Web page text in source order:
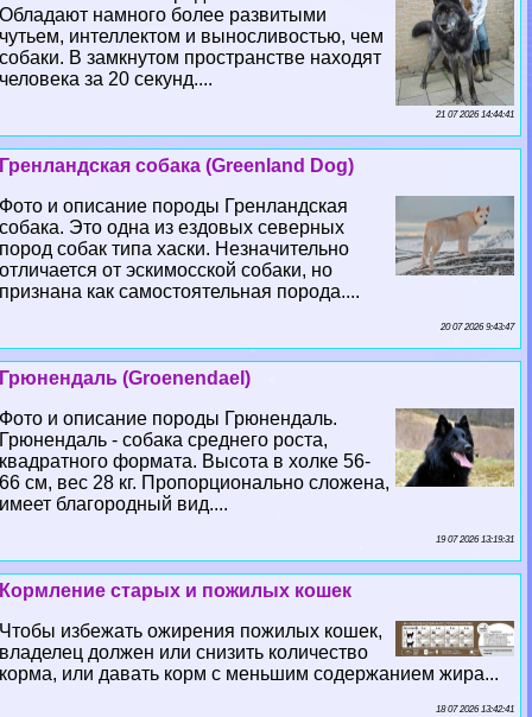
Обладают намного более развитыми
чутьем, интеллектом и выносливостью, чем
собаки. В замкнутом прострaнcтве находят
человека за 20 секунд....
21 07 2026 14:44:41
Гренландская собака (Greenland Dog)
Фото и описание породы Гренландская
собака. Это одна из ездовых северных
пород собак типа хаски. Незначительно
отличается от эскимосской собаки, но
признана как самостоятельная порода....
20 07 2026 9:43:47
Грюнендаль (Groenendael)
Фото и описание породы Грюнендаль.
Грюнендаль - собака среднего роста,
квадратного формата. Высота в холке 56-
66 см, вес 28 кг. Пропорционально сложена,
имеет благородный вид....
19 07 2026 13:19:31
Кормление старых и пожилых кошек
Чтобы избежать ожирения пожилых кошек,
владелец должен или снизить количество
корма, или давать корм с меньшим содержанием жира...
18 07 2026 13:42:41